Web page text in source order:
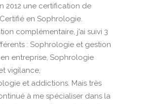
2012 une certification de
en Sophrologie.
complémentaire, j’ai suivi 3
: Sophrologie et gestion
entreprise, Sophrologie
vigilance,
et addictions. Mais très
à me spécialiser dans la